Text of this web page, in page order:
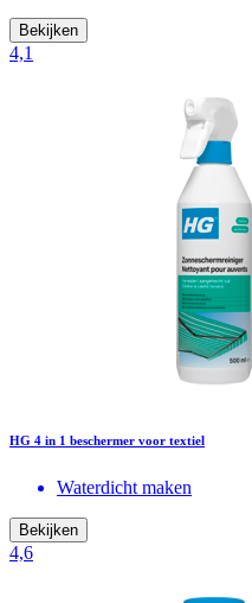
Bekijken
4,1
HG 4 in 1 beschermer voor textiel
Waterdicht maken
Bekijken
4,6